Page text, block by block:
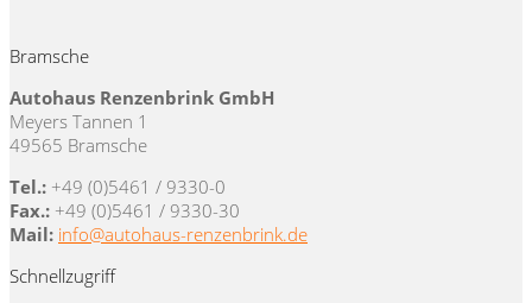
Bramsche
Autohaus Renzenbrink GmbH
Meyers Tannen 1
49565 Bramsche
Tel.: +49 (0)5461 / 9330-0
Fax.: +49 (0)5461 / 9330-30
Mail: info@autohaus-renzenbrink.de
Schnellzugriff